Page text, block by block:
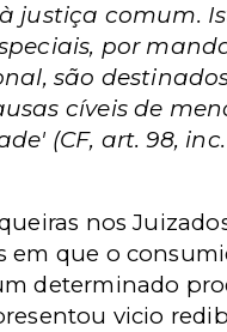
justiça comum.
por
são
cíveis de
(CF, art. 98,
nos
em que o
determinado
vicio